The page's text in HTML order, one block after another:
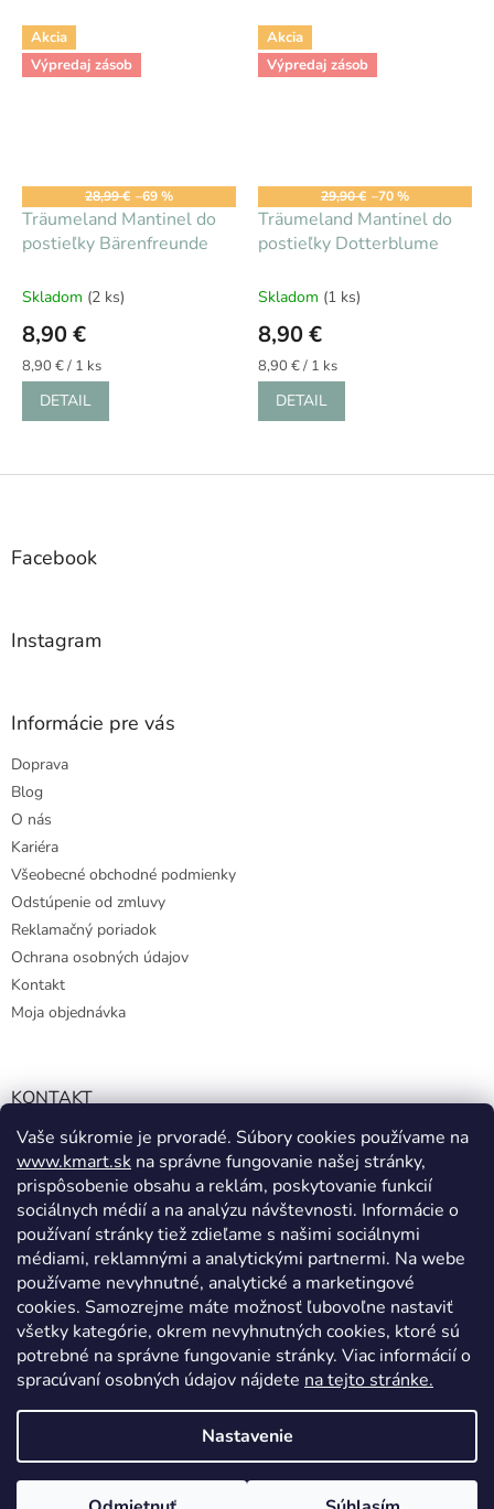
Vaše súkromie je prvoradé. Súbory cookies používame na
www.kmart.sk na správne fungovanie našej stránky,
prispôsobenie obsahu a reklám, poskytovanie funkcií
sociálnych médií a na analýzu návštevnosti. Informácie o
používaní stránky tiež zdieľame s našimi sociálnymi
médiami, reklamnými a analytickými partnermi. Na webe
používame nevyhnutné, analytické a marketingové
cookies. Samozrejme máte možnosť ľubovoľne nastaviť
všetky kategórie, okrem nevyhnutných cookies, ktoré sú
potrebné na správne fungovanie stránky. Viac informácií o
spracúvaní osobných údajov nájdete na tejto stránke.
Nastavenie
Akcia
Výpredaj zásob
28,99 € –69 %
Träumeland Mantinel do
postieľky Bärenfreunde
Skladom (2 ks)
8,90 €
Jednotková
cena:
8,90 € / 1 ks
DETAIL
Akcia
Výpredaj zásob
29,90 € –70 %
Träumeland Mantinel do
postieľky Dotterblume
Skladom (1 ks)
8,90 €
Jednotková
cena:
8,90 € / 1 ks
DETAIL
Z
Facebook
Instagram
Informácie pre vás
Doprava
Blog
O nás
Kariéra
Všeobecné obchodné podmienky
Odstúpenie od zmluvy
Reklamačný poriadok
Ochrana osobných údajov
Kontakt
Moja objednávka
KONTAKT
info@kmart.sk
+421 947 979 193
+421 947 979 193
facebook.com/Kolieramarket
Vytvoril Shoptet
Copyright 2026Kmart.sk. Všetky práva vyhradené.Upraviť